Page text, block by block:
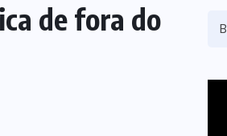
de fora do